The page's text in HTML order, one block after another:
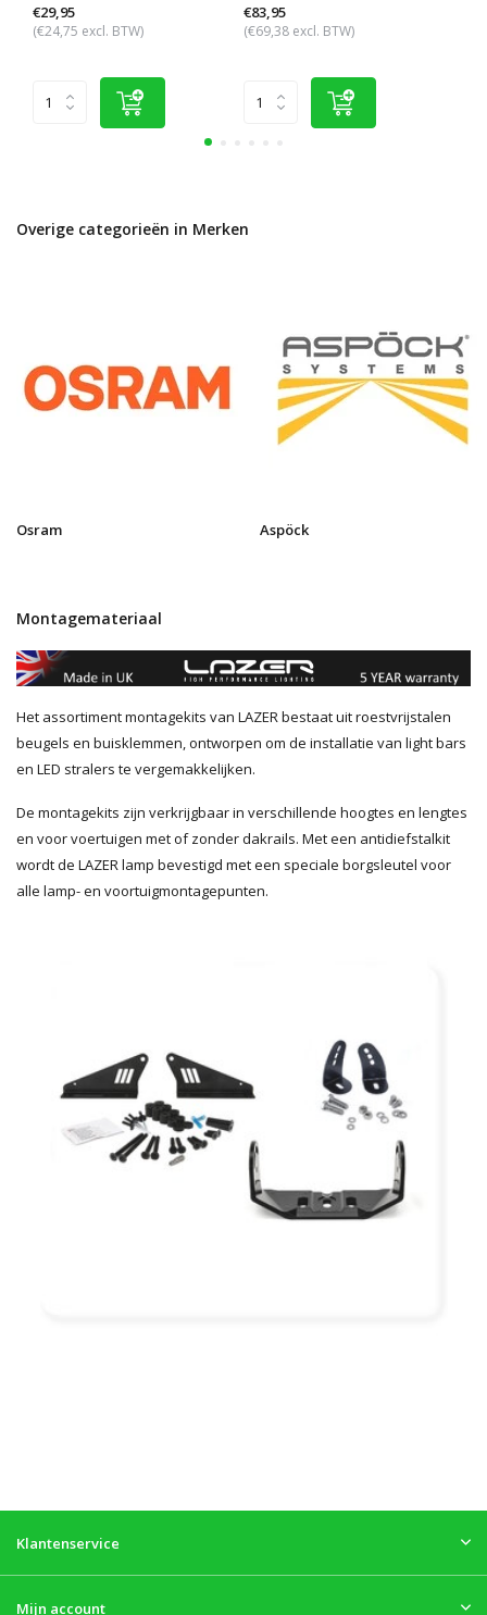
€29,95
(€24,75 excl. BTW)
€83,95
(€69,38 excl. BTW)
Overige categorieën in Merken
Osram Aspöck
Montagemateriaal
Het assortiment montagekits van LAZER bestaat uit roestvrijstalen
beugels en buisklemmen, ontworpen om de installatie van light bars
en LED stralers te vergemakkelijken.
De montagekits zijn verkrijgbaar in verschillende hoogtes en lengtes
en voor voertuigen met of zonder dakrails. Met een antidiefstalkit
wordt de LAZER lamp bevestigd met een speciale borgsleutel voor
alle lamp- en voortuigmontagepunten.
Klantenservice
Mijn account